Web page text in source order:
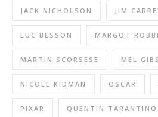
JACK NICHOLSON JIM
LUC BESSON MARGOT
MARTIN SCORSESE MEL
NICOLE KIDMAN OSCAR
PIXAR QUENTIN TARANTINO